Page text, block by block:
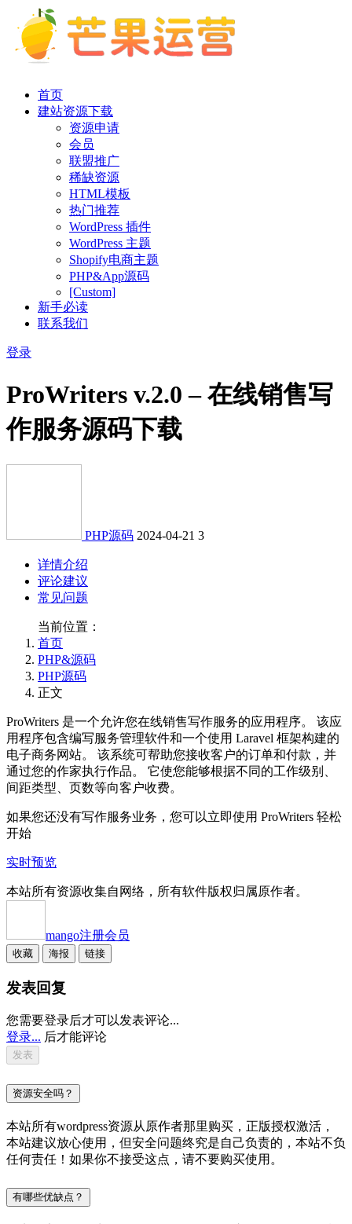
首页
建站资源下载
资源申请
会员
联盟推广
稀缺资源
HTML模板
热门推荐
WordPress 插件
WordPress 主题
Shopify电商主题
PHP&App源码
[Custom]
新手必读
联系我们
登录
ProWriters v.2.0 – 在线销售写
作服务源码下载
PHP源码 2024-04-21 3
详情介绍
评论建议
常见问题
当前位置：
首页
PHP&源码
PHP源码
正文
ProWriters 是一个允许您在线销售写作服务的应用程序。 该应
用程序包含编写服务管理软件和一个使用 Laravel 框架构建的
电子商务网站。 该系统可帮助您接收客户的订单和付款，并
通过您的作家执行作品。 它使您能够根据不同的工作级别、
间距类型、页数等向客户收费。
如果您还没有写作服务业务，您可以立即使用 ProWriters 轻松
开始
实时预览
本站所有资源收集自网络，所有软件版权归属原作者。
mango注册会员
收藏 海报 链接
发表回复
您需要登录后才可以发表评论...
登录... 后才能评论
资源安全吗？
本站所有wordpress资源从原作者那里购买，正版授权激活，
本站建议放心使用，但安全问题终究是自己负责的，本站不负
任何责任！如果你不接受这点，请不要购买使用。
有哪些优缺点？